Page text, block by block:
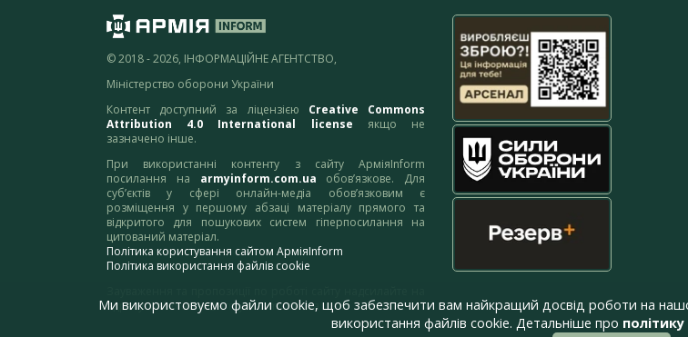
© 2018 - 2026, ІНФОРМАЦІЙНЕ АГЕНТСТВО,
Міністерство оборони України
Контент доступний за ліцензією Creative Commons
Attribution 4.0 International license якщо не
зазначено інше.
При використанні контенту з сайту АрміяInform
посилання на armyinform.com.ua обов’язкове. Для
суб’єктів у сфері онлайн-медіа обов’язковим є
розміщення у першому абзаці матеріалу прямого та
відкритого для пошукових систем гіперпосилання на
цитований матеріал.
Політика користування сайтом АрміяInform
Політика використання файлів cookie
адресу:webmaster@armyinform.com.ua
Ми використовуємо файли cookie, щоб забезпечити вам найкращий досвід роботи на
використання файлів cookie. Детальніше про